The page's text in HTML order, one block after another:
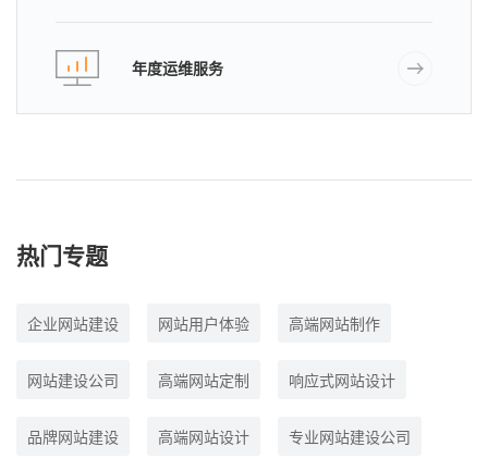
年度运维服务
热门专题
企业网站建设 网站用户体验 高端网站制作
网站建设公司 高端网站定制 响应式网站设计
品牌网站建设 高端网站设计 专业网站建设公司